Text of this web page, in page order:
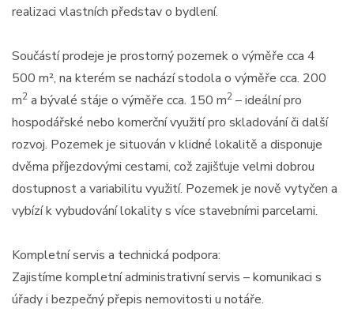
realizaci vlastních představ o bydlení.
Součástí prodeje je prostorný pozemek o výměře cca 4
500 m², na kterém se nachází stodola o výměře cca. 200
m2 a bývalé stáje o výměře cca. 150 m2 – ideální pro
hospodářské nebo komerční využití pro skladování či další
rozvoj. Pozemek je situován v klidné lokalitě a disponuje
dvěma příjezdovými cestami, což zajišťuje velmi dobrou
dostupnost a variabilitu využití. Pozemek je nově vytyčen a
vybízí k vybudování lokality s více stavebními parcelami.
Kompletní servis a technická podpora:
Zajistíme kompletní administrativní servis – komunikaci s
úřady i bezpečný přepis nemovitosti u notáře.